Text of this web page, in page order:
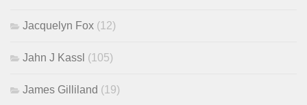
Jacquelyn Fox (12)
Jahn J Kassl (105)
James Gilliland (19)